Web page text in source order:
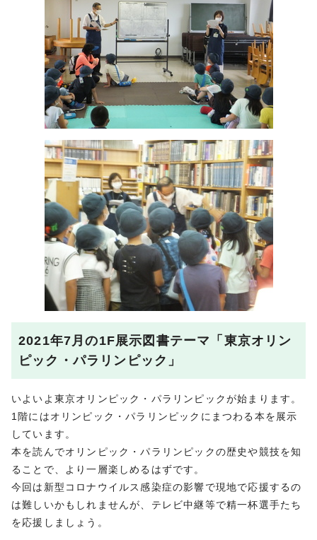
2021年7月の1F展示図書テーマ「東京オリン
ピック・パラリンピック」
いよいよ東京オリンピック・パラリンピックが始まります。
1階にはオリンピック・パラリンピックにまつわる本を展示
しています。
本を読んでオリンピック・パラリンピックの歴史や競技を知
ることで、より一層楽しめるはずです。
今回は新型コロナウイルス感染症の影響で現地で応援するの
は難しいかもしれませんが、テレビ中継等で精一杯選手たち
を応援しましょう。